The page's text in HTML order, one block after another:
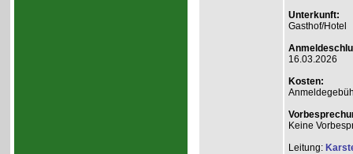
Unterkunft:
Gasthof/Hotel
16.03.2026
Kosten:
Keine
Leitung: